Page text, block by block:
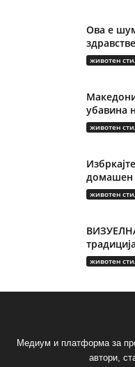
Ова е
животен
убавина
животен
домашен
животен
животен
Медиум и платформа за
автори,